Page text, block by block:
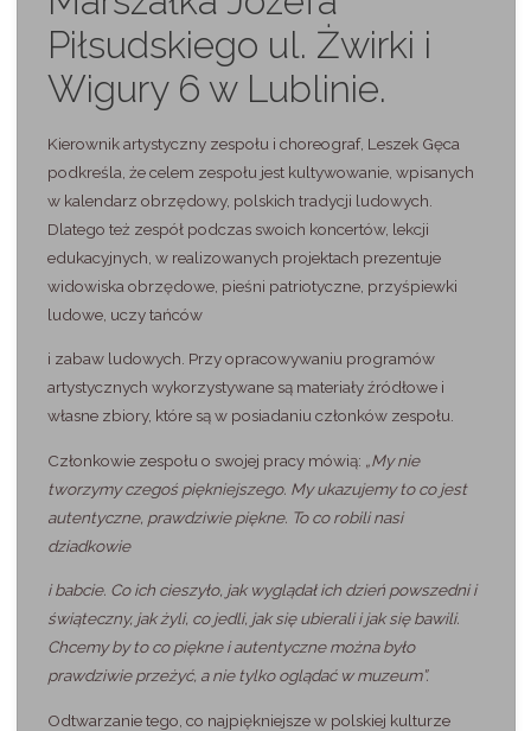
Piłsudskiego ul. Żwirki i
Wigury 6 w Lublinie.
Kierownik artystyczny zespołu i choreograf, Leszek Gęca
podkreśla, że celem zespołu jest kultywowanie, wpisanych
w kalendarz obrzędowy, polskich tradycji ludowych.
Dlatego też zespół podczas swoich koncertów, lekcji
edukacyjnych, w realizowanych projektach prezentuje
widowiska obrzędowe, pieśni patriotyczne, przyśpiewki
ludowe, uczy tańców
i zabaw ludowych. Przy opracowywaniu programów
artystycznych wykorzystywane są materiały źródłowe i
własne zbiory, które są w posiadaniu członków zespołu.
Członkowie zespołu o swojej pracy mówią: „My nie
tworzymy czegoś piękniejszego. My ukazujemy to co jest
autentyczne, prawdziwie piękne. To co robili nasi
dziadkowie
i babcie. Co ich cieszyło, jak wyglądał ich dzień powszedni i
świąteczny, jak żyli, co jedli, jak się ubierali i jak się bawili.
Chcemy by to co piękne i autentyczne można było
prawdziwie przeżyć, a nie tylko oglądać w muzeum”.
Odtwarzanie tego, co najpiękniejsze w polskiej kulturze